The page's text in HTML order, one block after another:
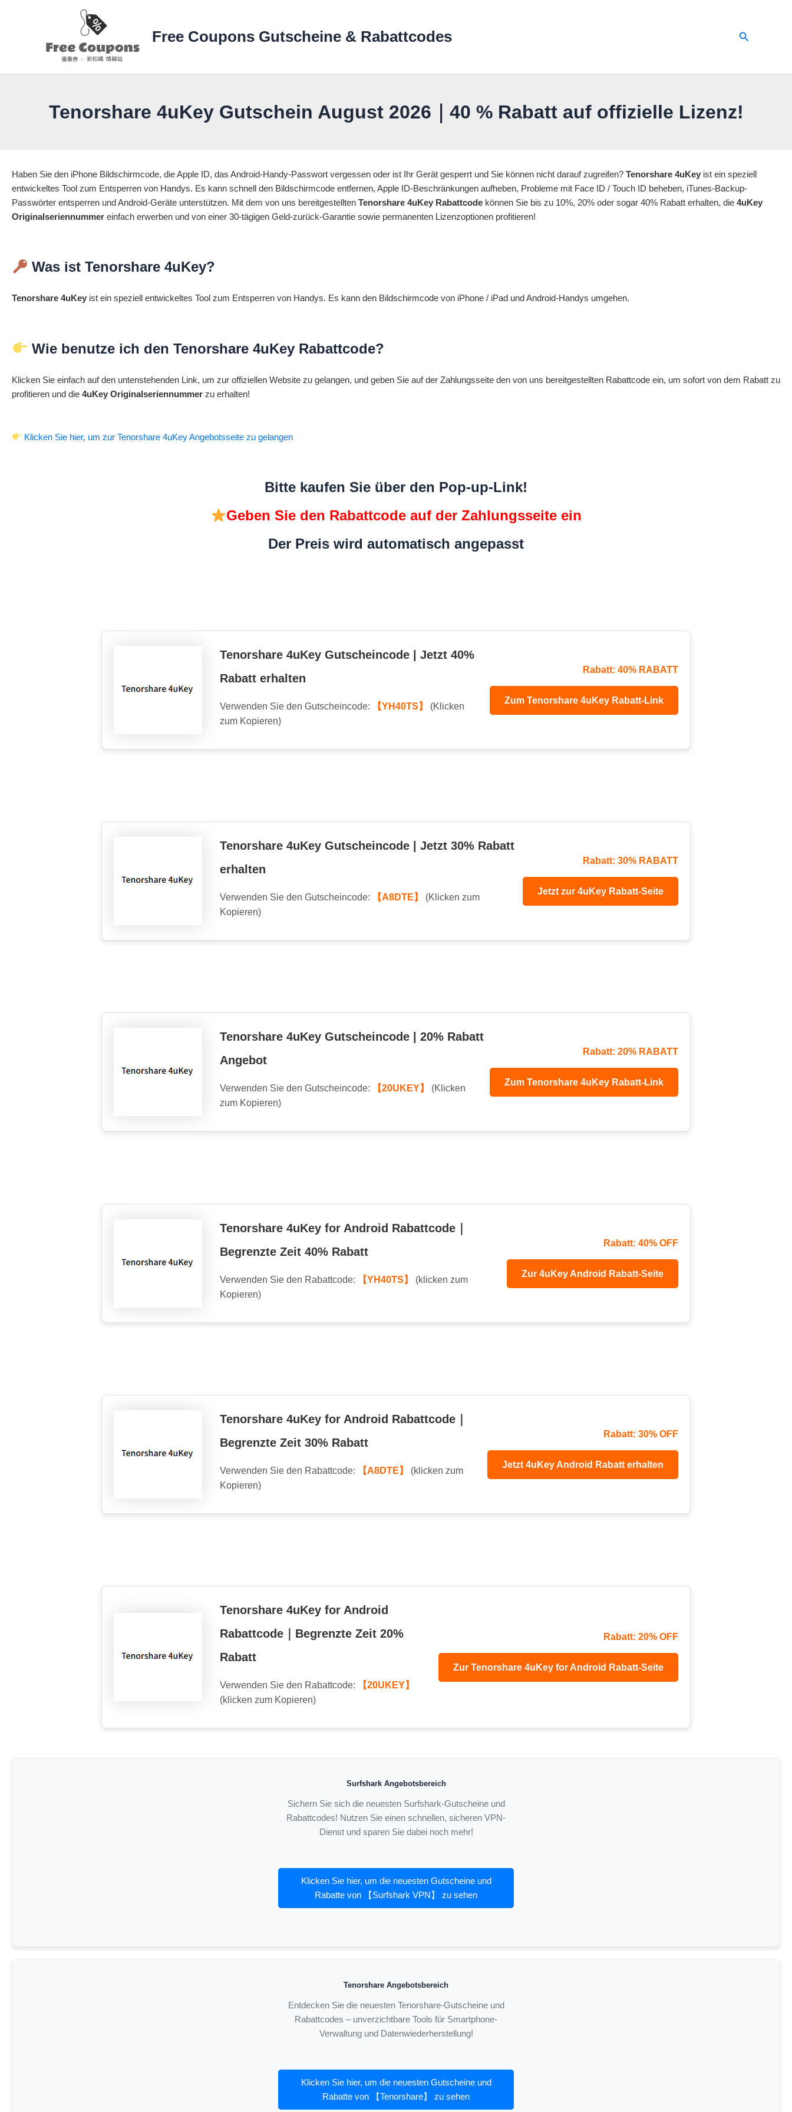
Free Coupons Gutscheine & Rabattcodes Suchen
Tenorshare 4uKey Gutschein August 2026｜40 % Rabatt auf offizielle Lizenz!
Haben Sie den iPhone Bildschirmcode, die Apple ID, das Android-Handy-Passwort vergessen oder ist Ihr Gerät gesperrt und Sie können nicht darauf zugreifen? Tenorshare 4uKey ist ein speziell
entwickeltes Tool zum Entsperren von Handys. Es kann schnell den Bildschirmcode entfernen, Apple ID-Beschränkungen aufheben, Probleme mit Face ID / Touch ID beheben, iTunes-Backup-
Passwörter entsperren und Android-Geräte unterstützen. Mit dem von uns bereitgestellten Tenorshare 4uKey Rabattcode können Sie bis zu 10%, 20% oder sogar 40% Rabatt erhalten, die 4uKey
Originalseriennummer einfach erwerben und von einer 30-tägigen Geld-zurück-Garantie sowie permanenten Lizenzoptionen profitieren!
Was ist Tenorshare 4uKey?
Tenorshare 4uKey ist ein speziell entwickeltes Tool zum Entsperren von Handys. Es kann den Bildschirmcode von iPhone / iPad und Android-Handys umgehen.
Wie benutze ich den Tenorshare 4uKey Rabattcode?
Klicken Sie einfach auf den untenstehenden Link, um zur offiziellen Website zu gelangen, und geben Sie auf der Zahlungsseite den von uns bereitgestellten Rabattcode ein, um sofort von dem Rabatt zu
profitieren und die 4uKey Originalseriennummer zu erhalten!
Klicken Sie hier, um zur Tenorshare 4uKey Angebotsseite zu gelangen
Bitte kaufen Sie über den Pop-up-Link!
Geben Sie den Rabattcode auf der Zahlungsseite ein
Der Preis wird automatisch angepasst
Tenorshare 4uKey Gutscheincode | Jetzt 40%
Rabatt erhalten
Verwenden Sie den Gutscheincode: 【YH40TS】
(Klicken
zum Kopieren)
Rabatt: 40% RABATT
Zum Tenorshare 4uKey Rabatt-Link
Tenorshare 4uKey Gutscheincode | Jetzt 30% Rabatt
erhalten
Verwenden Sie den Gutscheincode: 【A8DTE】
(Klicken zum
Kopieren)
Rabatt: 30% RABATT
Jetzt zur 4uKey Rabatt-Seite
Tenorshare 4uKey Gutscheincode | 20% Rabatt
Angebot
Verwenden Sie den Gutscheincode: 【20UKEY】
(Klicken
zum Kopieren)
Rabatt: 20% RABATT
Zum Tenorshare 4uKey Rabatt-Link
Tenorshare 4uKey for Android Rabattcode｜
Begrenzte Zeit 40% Rabatt
Verwenden Sie den Rabattcode: 【YH40TS】
(klicken zum
Kopieren)
Rabatt: 40% OFF
Zur 4uKey Android Rabatt-Seite
Tenorshare 4uKey for Android Rabattcode｜
Begrenzte Zeit 30% Rabatt
Verwenden Sie den Rabattcode: 【A8DTE】
(klicken zum
Kopieren)
Rabatt: 30% OFF
Jetzt 4uKey Android Rabatt erhalten
Tenorshare 4uKey for Android
Rabattcode｜Begrenzte Zeit 20%
Rabatt
Verwenden Sie den Rabattcode:
【20UKEY】
(klicken zum Kopieren)
Rabatt: 20% OFF
Zur Tenorshare 4uKey for Android Rabatt-Seite
Surfshark Angebotsbereich
Sichern Sie sich die neuesten Surfshark-Gutscheine und
Rabattcodes! Nutzen Sie einen schnellen, sicheren VPN-
Dienst und sparen Sie dabei noch mehr!
Klicken Sie hier, um die neuesten Gutscheine und
Rabatte von 【Surfshark VPN】 zu sehen
Tenorshare Angebotsbereich
Entdecken Sie die neuesten Tenorshare-Gutscheine und
Rabattcodes – unverzichtbare Tools für Smartphone-
Verwaltung und Datenwiederherstellung!
Klicken Sie hier, um die neuesten Gutscheine und
Rabatte von 【Tenorshare】 zu sehen